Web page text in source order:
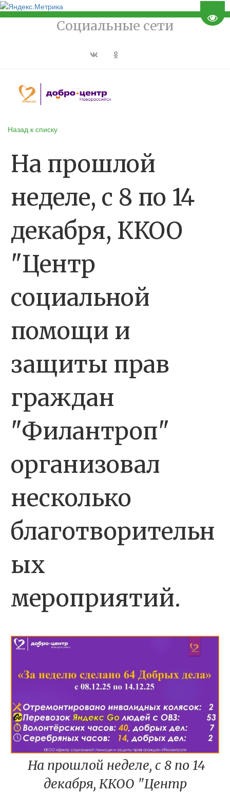
Социальные сети
Назад к списку
На прошлой
неделе, с 8 по 14
декабря, ККОО
"Центр
социальной
помощи и
защиты прав
граждан
"Филантроп"
организовал
несколько
благотворительн
ых
мероприятий.
На прошлой неделе, с 8 по 14
декабря, ККОО "Центр